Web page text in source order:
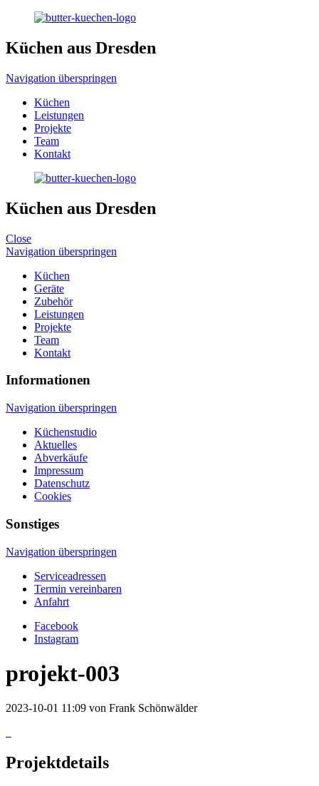
Küchen aus Dresden
Navigation überspringen
Küchen
Leistungen
Projekte
Team
Kontakt
Küchen aus Dresden
Close
Navigation überspringen
Küchen
Geräte
Zubehör
Leistungen
Projekte
Team
Kontakt
Informationen
Navigation überspringen
Küchenstudio
Aktuelles
Abverkäufe
Impressum
Datenschutz
Cookies
Sonstiges
Navigation überspringen
Serviceadressen
Termin vereinbaren
Anfahrt
Facebook
Instagram
projekt-003
2023-10-01 11:09 von Frank Schönwälder
Projektdetails